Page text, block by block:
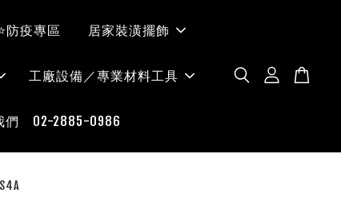
防疫專區 居家裝潢擺飾
工廠設備／專業材料工具
們 02-2885-0986